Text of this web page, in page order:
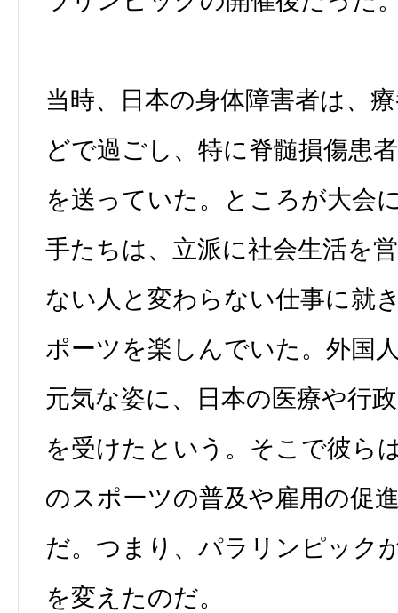
当時、日本の身体障害者は、
どで過ごし、特に脊髄損傷患
を送っていた。ところが大会
手たちは、立派に社会生活を
ない人と変わらない仕事に就
ポーツを楽しんでいた。外国
元気な姿に、日本の医療や行
を受けたという。そこで彼ら
のスポーツの普及や雇用の促
だ。つまり、パラリンピック
を変えたのだ。